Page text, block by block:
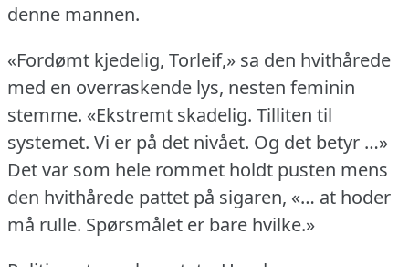
denne mannen.
«Fordømt kjedelig, Torleif,» sa den hvithårede
med en overraskende lys, nesten feminin
stemme. «Ekstremt skadelig. Tilliten til
systemet. Vi er på det nivået. Og det betyr …»
Det var som hele rommet holdt pusten mens
den hvithårede pattet på sigaren, «… at hoder
må rulle. Spørsmålet er bare hvilke.»